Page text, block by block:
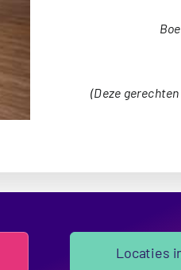
(Deze
Locaties